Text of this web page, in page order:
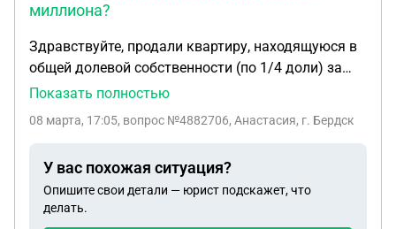
миллиона?
Здравствуйте, продали квартиру, находящуюся в
общей долевой собственности (по 1/4 доли) за
общую сумму 2 800 000, у каждого получился
менее миллиона? При подаче декларации в
налогового вычета в 250 000, облагаемый доход
450 000 и налог 58 500, все верно?
Показать полностью
08 марта, 17:05, вопрос №4882706, Анастасия, г. Бердск
У вас похожая ситуация?
Опишите свои детали — юрист подскажет, что
делать.